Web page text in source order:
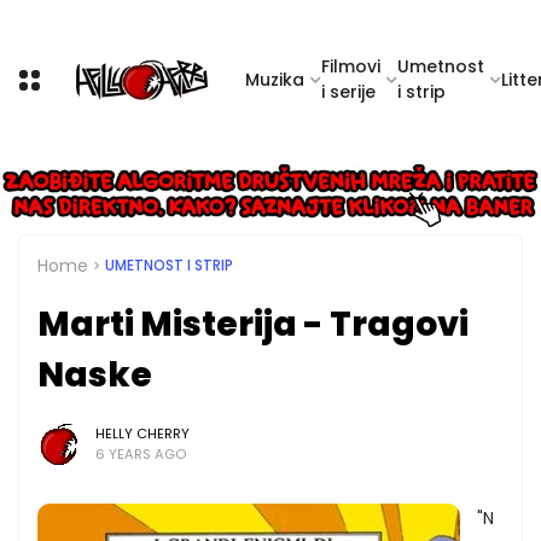
Muzika
Filmovi
i serije
Umetnost
i strip
Home UMETNOST I STRIP
Marti Misterija - Tragovi
Naske
HELLY CHERRY
6 YEARS AGO
"N